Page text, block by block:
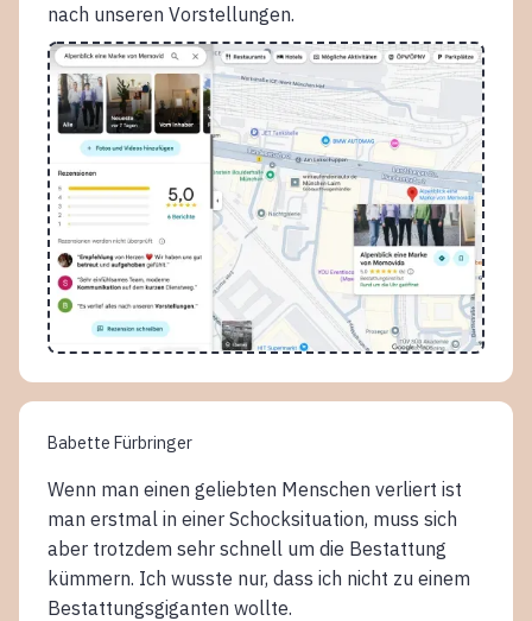
nach unseren Vorstellungen.
Babette Fürbringer
Wenn man einen geliebten Menschen verliert ist
man erstmal in einer Schocksituation, muss sich
aber trotzdem sehr schnell um die Bestattung
kümmern. Ich wusste nur, dass ich nicht zu einem
Bestattungsgiganten wollte.